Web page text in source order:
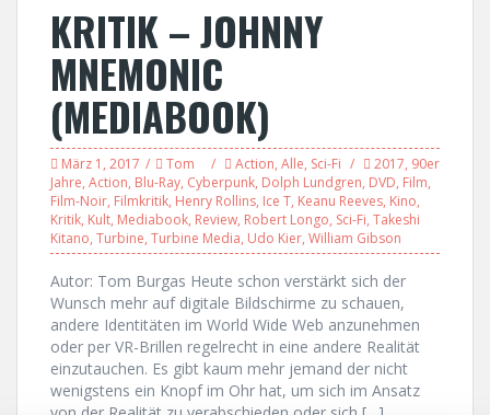
KRITIK – JOHNNY
MNEMONIC
(MEDIABOOK)
März 1, 2017 Tom Action, Alle, Sci-Fi 2017, 90er
Jahre, Action, Blu-Ray, Cyberpunk, Dolph Lundgren, DVD, Film,
Film-Noir, Filmkritik, Henry Rollins, Ice T, Keanu Reeves, Kino,
Kritik, Kult, Mediabook, Review, Robert Longo, Sci-Fi, Takeshi
Kitano, Turbine, Turbine Media, Udo Kier, William Gibson
Autor: Tom Burgas Heute schon verstärkt sich der
Wunsch mehr auf digitale Bildschirme zu schauen,
andere Identitäten im World Wide Web anzunehmen
oder per VR-Brillen regelrecht in eine andere Realität
einzutauchen. Es gibt kaum mehr jemand der nicht
wenigstens ein Knopf im Ohr hat, um sich im Ansatz